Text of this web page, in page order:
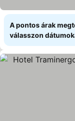
A pontos árak
válasszon